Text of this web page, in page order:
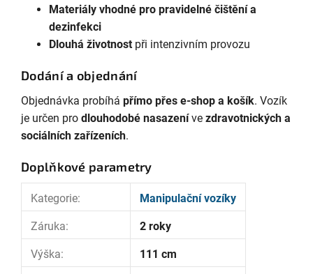
Materiály vhodné pro pravidelné čištění a
dezinfekci
Dlouhá životnost při intenzivním provozu
Dodání a objednání
Objednávka probíhá přímo přes e-shop a košík. Vozík
je určen pro dlouhodobé nasazeníve zdravotnických a
sociálních zařízeních.
Doplňkové parametry
Kategorie: Manipulační vozíky
Záruka: 2 roky
Výška: 111 cm